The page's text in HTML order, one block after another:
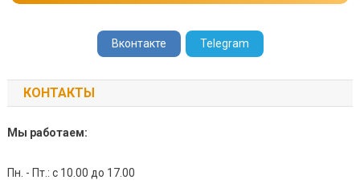
Вконтакте Telegram
КОНТАКТЫ
Мы работаем:
Пн. - Пт.: с 10.00 до 17.00